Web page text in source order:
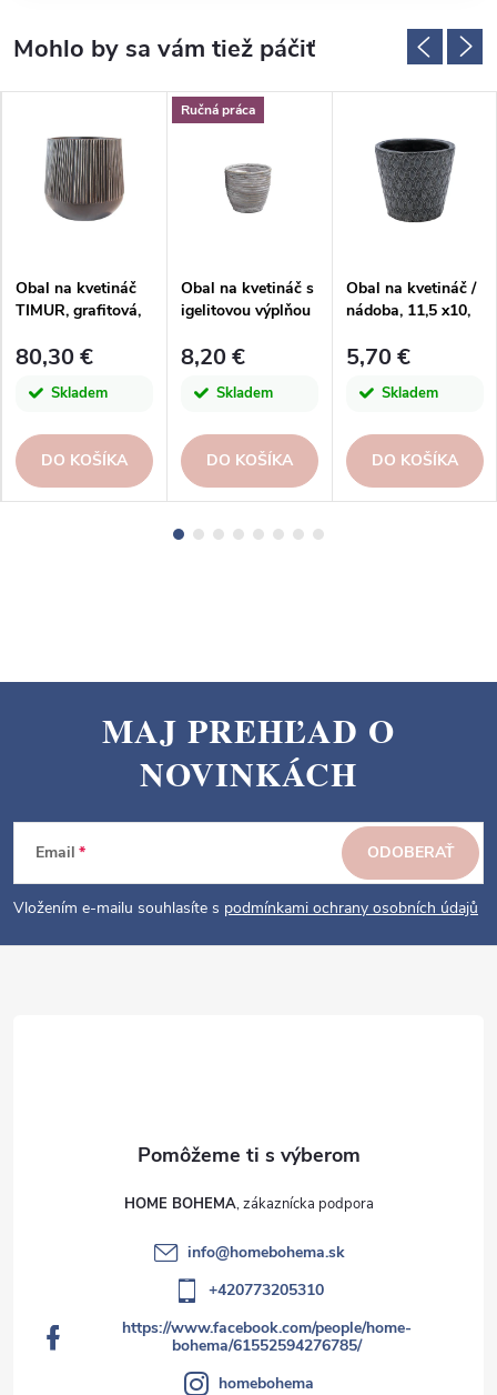
Obal na kvetináč
TIMUR, grafitová,
26x24cm|Kaheku
80,30 €
Skladem
DO KOŠÍKA
Ručná práca
Obal na kvetináč s
igelitovou výplňou
pr.13/13x13h
8,20 €
Skladem
DO KOŠÍKA
Obal na kvetináč /
nádoba, 11,5 x10,
5,70 €
Skladem
DO KOŠÍKA
p
e
MAJ PREHĽAD O
NOVINKÁCH
Email
Vložením e-mailu souhlasíte s podmínkami ochrany osobních údajů
ODOBERAŤ
HOME BOHEMA
info@homebohema.sk
+420773205310
https://www.facebook.com/people/home-
bohema/61552594276785/
homebohema